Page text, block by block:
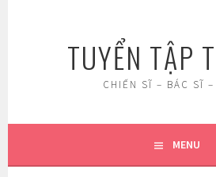
TUYỂN TẬP
CHIẾN SĨ – BÁC SĨ
MENU